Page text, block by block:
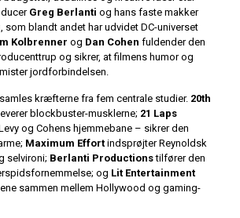
Greg Berlanti og hans faste makker
, som blandt andet har udvidet DC-universet
Kolbrenner og Dan Cohen fuldender den
og sikrer, at filmens humor og
jordforbindelsen.
kræfterne fra fem centrale studier. 20th
blockbuster-musklerne; 21 Laps
og Cohens hjemmebane – sikrer den
Maximum Effortindsprøjter Reynoldsk
selvironi; Berlanti Productionstilfører den
og Lit Entertainment
sammen mellem Hollywood og gaming-